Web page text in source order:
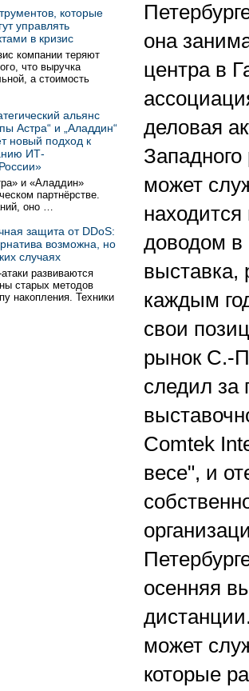
которые
управлять
в кризис
компании теряют
что выручка
а стоимость
альянс
Астра“ и „Аладдин“
новый подход к
ИТ-
и «Аладдин»
партнёрстве.
оно …
защита от DDoS:
возможна, но
случаях
атаки развиваются
старых методов
накопления. Техники
она
центра в
деловая
Западного
может
доводом в
выставка,
каждым
свои
рынок С.-
следил за
Comtek
весе", и
осенняя
может
которые